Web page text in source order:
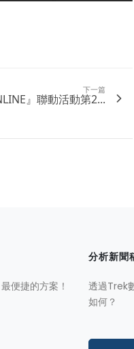
下一篇
』聯動活動第2...
便捷的方案！
分析新聞
透過Trek
如何？